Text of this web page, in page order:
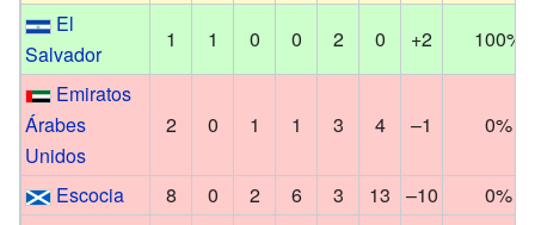
El
Salvador
1 1 0 0 2 0 +2
100%
Emiratos
Árabes
Unidos
2 0 1 1 3 4 –1 0%
Escocia 8 0 2 6 3 13 –10 0%